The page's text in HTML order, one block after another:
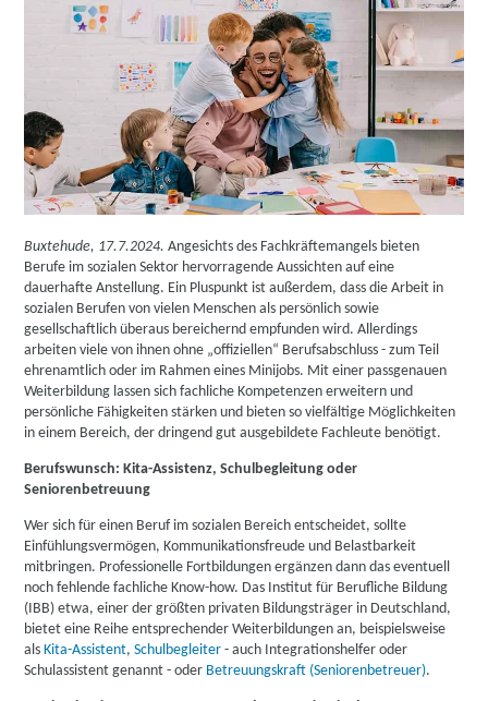
Buxtehude, 17.7.2024. Angesichts des Fachkräftemangels bieten
Berufe im sozialen Sektor hervorragende Aussichten auf eine
dauerhafte Anstellung. Ein Pluspunkt ist außerdem, dass die Arbeit in
sozialen Berufen von vielen Menschen als persönlich sowie
gesellschaftlich überaus bereichernd empfunden wird. Allerdings
arbeiten viele von ihnen ohne „offiziellen“ Berufsabschluss - zum Teil
ehrenamtlich oder im Rahmen eines Minijobs. Mit einer passgenauen
Weiterbildung lassen sich fachliche Kompetenzen erweitern und
persönliche Fähigkeiten stärken und bieten so vielfältige Möglichkeiten
in einem Bereich, der dringend gut ausgebildete Fachleute benötigt.
Berufswunsch: Kita-Assistenz, Schulbegleitung oder
Seniorenbetreuung
Wer sich für einen Beruf im sozialen Bereich entscheidet, sollte
Einfühlungsvermögen, Kommunikationsfreude und Belastbarkeit
mitbringen. Professionelle Fortbildungen ergänzen dann das eventuell
noch fehlende fachliche Know-how. Das Institut für Berufliche Bildung
(IBB) etwa, einer der größten privaten Bildungsträger in Deutschland,
bietet eine Reihe entsprechender Weiterbildungen an, beispielsweise
alsKita-Assistent,Schulbegleiter - auch Integrationshelfer oder
Schulassistent genannt - oder Betreuungskraft (Seniorenbetreuer).